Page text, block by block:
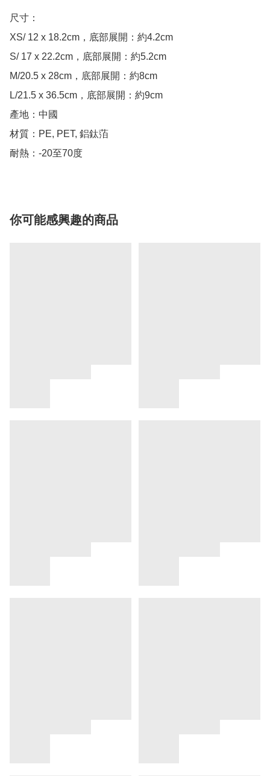
尺寸：
XS/ 12 x 18.2cm，底部展開：約4.2cm
S/ 17 x 22.2cm，底部展開：約5.2cm
M/20.5 x 28cm，底部展開：約8cm
L/21.5 x 36.5cm，底部展開：約9cm
產地：中國
材質：PE, PET, 鋁鈦萡
你可能感興趣的商品